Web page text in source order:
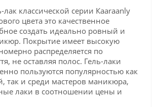
классической серии Кaaraanly
цвета это качественное
создать идеально ровный и
Покрытие имеет высокую
распределяется по
не оставляя полос. Гель-лаки
пользуются популярностью как
так и среди мастеров маникюра,
лаки в соотношении цены и